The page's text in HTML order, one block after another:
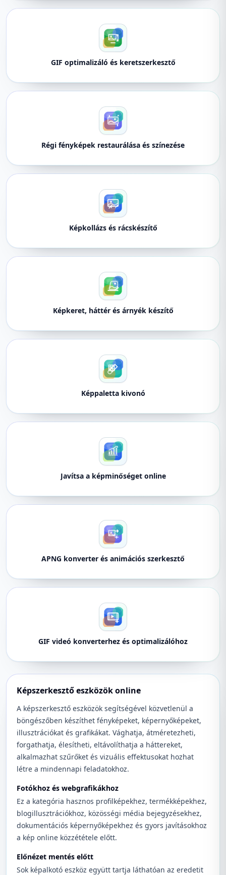
GIF optimalizáló és keretszerkesztő
Régi fényképek restaurálása és színezése
Képkollázs és rácskészítő
Képkeret, háttér és árnyék készítő
Képpaletta kivonó
Javítsa a képminőséget online
APNG konverter és animációs szerkesztő
GIF videó konverterhez és optimalizálóhoz
Képszerkesztő eszközök online
A képszerkesztő eszközök segítségével közvetlenül a
böngészőben készíthet fényképeket, képernyőképeket,
illusztrációkat és grafikákat. Vághatja, átméretezheti,
forgathatja, élesítheti, eltávolíthatja a háttereket,
alkalmazhat szűrőket és vizuális effektusokat hozhat
létre a mindennapi feladatokhoz.
Fotókhoz és webgrafikákhoz
Ez a kategória hasznos profilképekhez, termékképekhez,
blogillusztrációkhoz, közösségi média bejegyzésekhez,
dokumentációs képernyőképekhez és gyors javításokhoz
a kép online közzététele előtt.
Előnézet mentés előtt
Sok képalkotó eszköz együtt tartja láthatóan az eredetit